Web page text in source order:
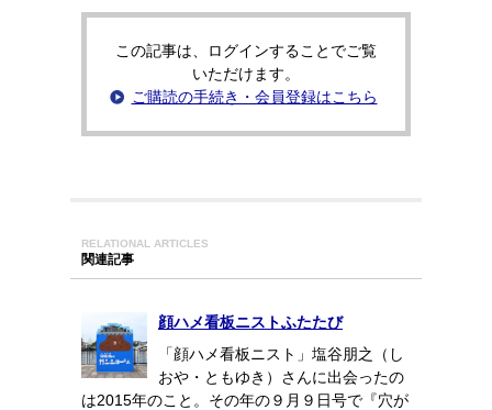
この記事は、ログインすることでご覧
いただけます。
ご購読の手続き・会員登録はこちら
RELATIONAL ARTICLES
関連記事
顔ハメ看板ニストふたたび
「顔ハメ看板ニスト」塩谷朋之（し
おや・ともゆき）さんに出会ったの
は2015年のこと。その年の９月９日号で『穴が